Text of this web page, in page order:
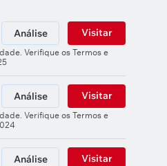
Análise Visitar
Verifique os Termos e
Análise Visitar
Verifique os Termos e
Análise Visitar